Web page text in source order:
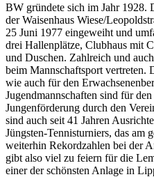
BW gründete sich im Jahr 1928.
der Waisenhaus Wiese/
25 Juni 1977 eingeweiht und
drei Hallenplätze, Clubhaus mit
und Duschen. Zahlreich und
beim Mannschaftsport vertreten.
wie auch für den
Jugendmannschaften sind für
Jungenförderung durch den
sind auch seit 41 Jahren
Jüngsten-Tennisturniers, das am
weiterhin Rekordzahlen bei der
gibt also viel zu feiern für die
einer der schönsten Anlage in